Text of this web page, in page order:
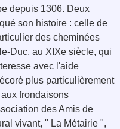
depuis 1306. Deux
son histoire : celle de
des cheminées
Duc, au XIXe siècle, qui
avec l'aide
plus particulièrement
frondaisons
des Amis de
vivant, " La Métairie ",